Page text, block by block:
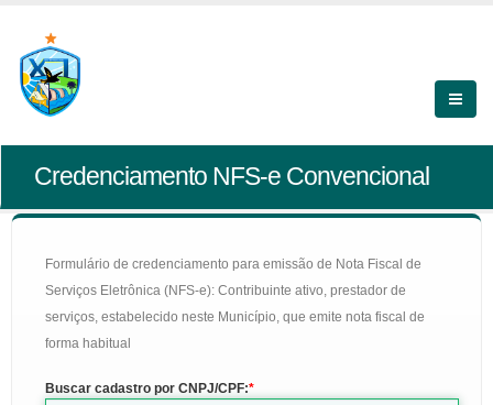
Credenciamento NFS-e Convencional
Formulário de credenciamento para emissão de Nota Fiscal de
Serviços Eletrônica (NFS-e): Contribuinte ativo, prestador de
serviços, estabelecido neste Município, que emite nota fiscal de
forma habitual
Buscar cadastro por CNPJ/CPF: